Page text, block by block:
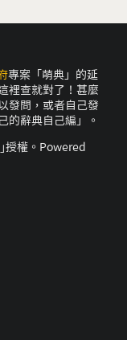
專案「萌典」的延
裡查就對了！甚麼
發問，或者自己發
的辭典自己編」。
授權。Powered